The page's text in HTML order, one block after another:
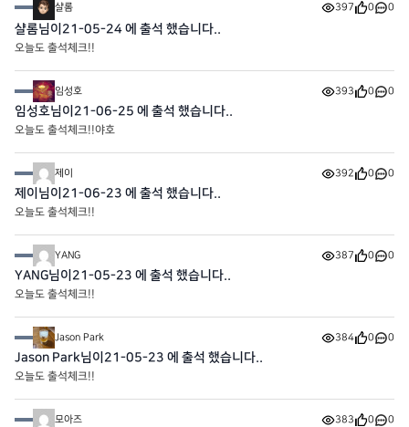
샬롬 397 0 0
샬롬님이21-05-24 에 출석 했습니다..
오늘도 출석체크!!
임성호 393 0 0
임성호님이21-06-25 에 출석 했습니다..
오늘도 출석체크!!야호
제이 392 0 0
제이님이21-06-23 에 출석 했습니다..
오늘도 출석체크!!
YANG 387 0 0
YANG님이21-05-23 에 출석 했습니다..
오늘도 출석체크!!
Jason Park 384 0 0
Jason Park님이21-05-23 에 출석 했습니다..
오늘도 출석체크!!
모아즈 383 0 0